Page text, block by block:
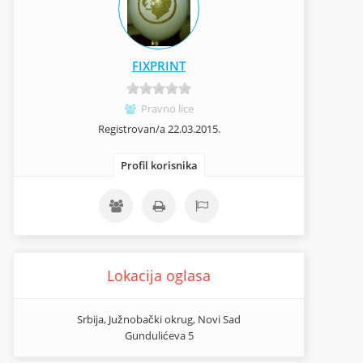
FIXPRINT
Pravno lice
Registrovan/a 22.03.2015.
Profil korisnika
Lokacija oglasa
Srbija, Južnobački okrug, Novi Sad
Gundulićeva 5